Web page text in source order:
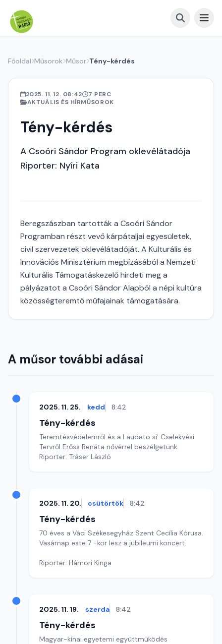
Főoldal Műsorok Műsor Tény-kérdés
2025. 11. 12. 08:42
7 PERC
AKTUÁLIS ÉS HÍRMŰSOROK
Tény-kérdés
A Csoóri Sándor Program oklevélátadója
Riporter: Nyíri Kata
Beregszászban tartották a Csoóri Sándor
Programban részt vevő kárpátaljai egyesületek,
civil szervezetek oklevélátadóját. A Kulturális és
Innovációs Minisztérium megbízásából a Nemzeti
Kulturális Támogatáskezelő hirdeti meg a
pályázatot a Csoóri Sándor Alapból a népi kultúra
közösségteremtő műfajainak támogatására.
A műsor további adásai
2025. 11. 25. kedd 8:42
Tény-kérdés
Teremtésvédelemről és a Laudato si' Cselekvési
Tervről Erőss Renáta nővérrel beszélgetünk.
Riporter: Tráser László
2025. 11. 20. csütörtök 8:42
Tény-kérdés
70 éves a Váci Székesegyház Szent Cecília Kórusa.
Vasárnap este 7 -kor lesz a jubileumi koncert.
Riporter: Hámori Kinga
2025. 11. 19. szerda 8:42
Tény-kérdés
Magyar-kínai egyetemi együttműködés